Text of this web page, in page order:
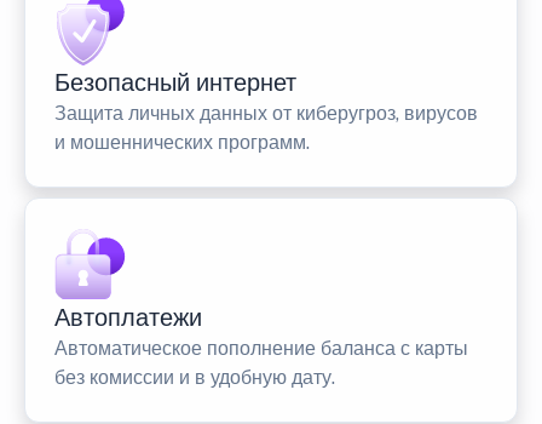
Безопасный интернет
Защита личных данных от киберугроз, вирусов
и мошеннических программ.
Автоплатежи
Автоматическое пополнение баланса с карты
без комиссии и в удобную дату.